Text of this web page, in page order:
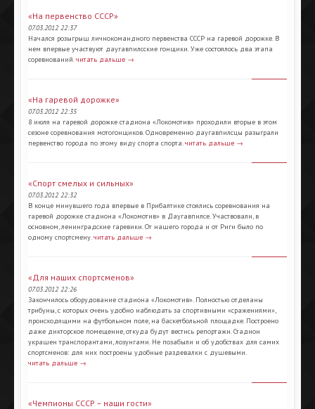
«На первенство СССР»
07.03.2012 22:37
Начался розыгрыш личнокомандного первенства СССР на гаревой дорожке. В
нем впервые участвуют даугавпилсские гонщики. Уже состоялось два этапа
соревнований.читать дальше →
«На гаревой дорожке»
07.03.2012 22:35
8 июля на гаревой дорожке стадиона «Локомотив» проходили вторые в этом
сезоне соревнования мотогонщиков. Одновременно даугавпилсцы разыграли
первенство города по этому виду спорта спорта.читать дальше →
«Спорт смелых и сильных»
07.03.2012 22:32
В конце минувшего года впервые в Прибалтике стоялись соревнования на
гаревой дорожке стадиона «Локомотив» в Даугавпилсе. Участвовали, в
основном, ленинградские гаревики. От нашего города и от Риги было по
одному спортсмену.читать дальше →
«Для наших спортсменов»
07.03.2012 22:26
Закончилось оборудование стадиона «Локомотив». Полностью отделаны
трибуны, с которых очень удобно наблюдать за спортивными «сражениями»,
происходящими на футбольном поле, на баскетбольной площадке. Построено
даже дикторское помещение, откуда будут вестись репортажи. Стадион
украшен транспорантами, лозунгами. Не позабыли и об удобствах для самих
спортсменов: для них построены удобные раздевалки с душевыми.
читать дальше →
«Чемпионы СССР – наши гости»